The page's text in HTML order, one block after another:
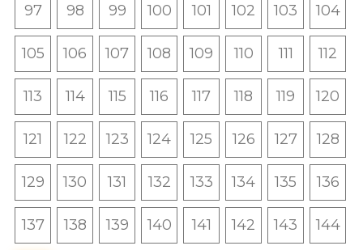
97 98 99 100 101 102 103 104
105 106 107 108 109 110 111 112
113 114 115 116 117 118 119 120
121 122 123 124 125 126 127 128
129 130 131 132 133 134 135 136
137 138 139 140 141 142 143 144